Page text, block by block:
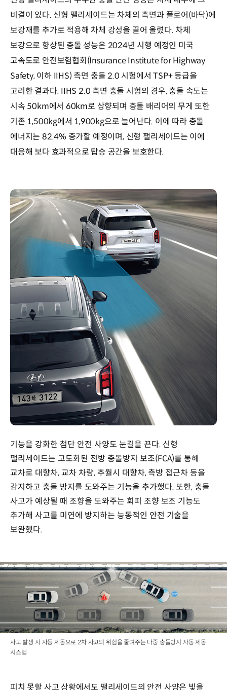
비결이 있다. 신형 팰리세이드는 차체의 측면과 플로어(바닥)에
보강재를 추가로 적용해 차체 강성을 끌어 올렸다. 차체
보강으로 향상된 충돌 성능은 2024년 시행 예정인 미국
고속도로 안전보험협회(Insurance Institute for Highway
Safety, 이하 IIHS) 측면 충돌 2.0 시험에서 TSP+ 등급을
고려한 결과다. IIHS 2.0 측면 충돌 시험의 경우, 충돌 속도는
시속 50km에서 60km로 상향되며 충돌 배리어의 무게 또한
기존 1,500kg에서 1,900kg으로 늘어난다. 이에 따라 충돌
에너지는 82.4% 증가할 예정이며, 신형 팰리세이드는 이에
대응해 보다 효과적으로 탑승 공간을 보호한다.
기능을 강화한 첨단 안전 사양도 눈길을 끈다. 신형
팰리세이드는 고도화된 전방 충돌방지 보조(FCA)를 통해
교차로 대향차, 교차 차량, 추월시 대향차, 측방 접근차 등을
감지하고 충돌 방지를 도와주는 기능을 추가했다. 또한, 충돌
사고가 예상될 때 조향을 도와주는 회피 조향 보조 기능도
추가해 사고를 미연에 방지하는 능동적인 안전 기술을
보완했다.
사고 발생 시 자동 제동으로 2차 사고의 위험을 줄여주는 다중 충돌방지 자동 제동
시스템
피치 못할 사고 상황에서도 팰리세이드의 안전 사양은 빛을